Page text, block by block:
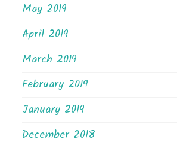
May 2019
April 2019
March 2019
February 2019
January 2019
December 2018